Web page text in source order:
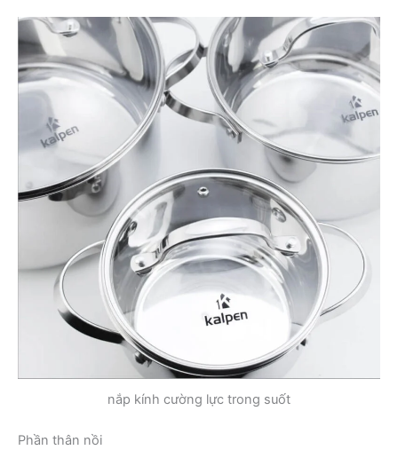
nắp kính cường lực trong suốt
Phần thân nồi